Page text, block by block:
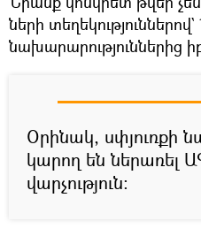
ների տեղեկություններով`
նախարարություններից
Օրինակ, սփյուռքի
կարող են ներառել
վարչություն։